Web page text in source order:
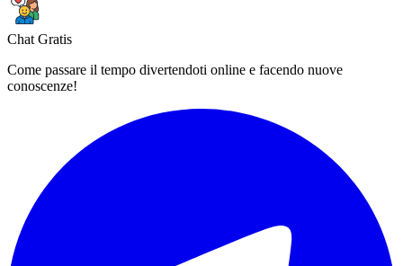
Chat Gratis
Come passare il tempo divertendoti online e facendo nuove
conoscenze!